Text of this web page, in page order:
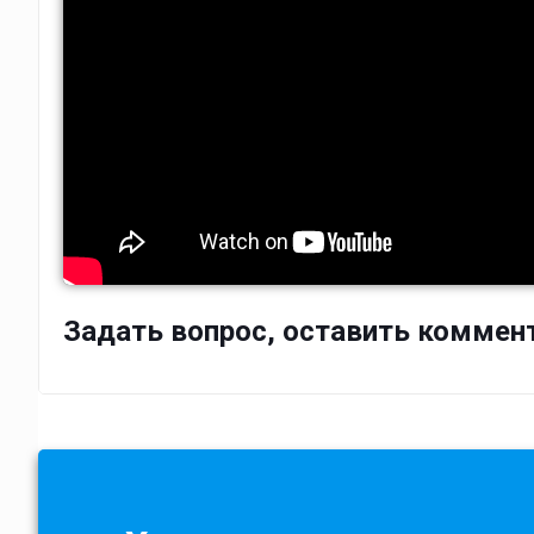
Задать вопрос, оставить